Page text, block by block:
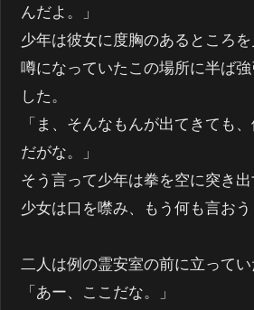
んだよ。」
少年は彼女に度胸のあるところ
噂になっていたこの場所に半ば
した。
「ま、そんなもんが出てきても
だがな。」
そう言って少年は拳を空に突き出
少女は口を噤み、もう何も言おう
二人は例の霊安室の前に立ってい
「あー、ここだな。」